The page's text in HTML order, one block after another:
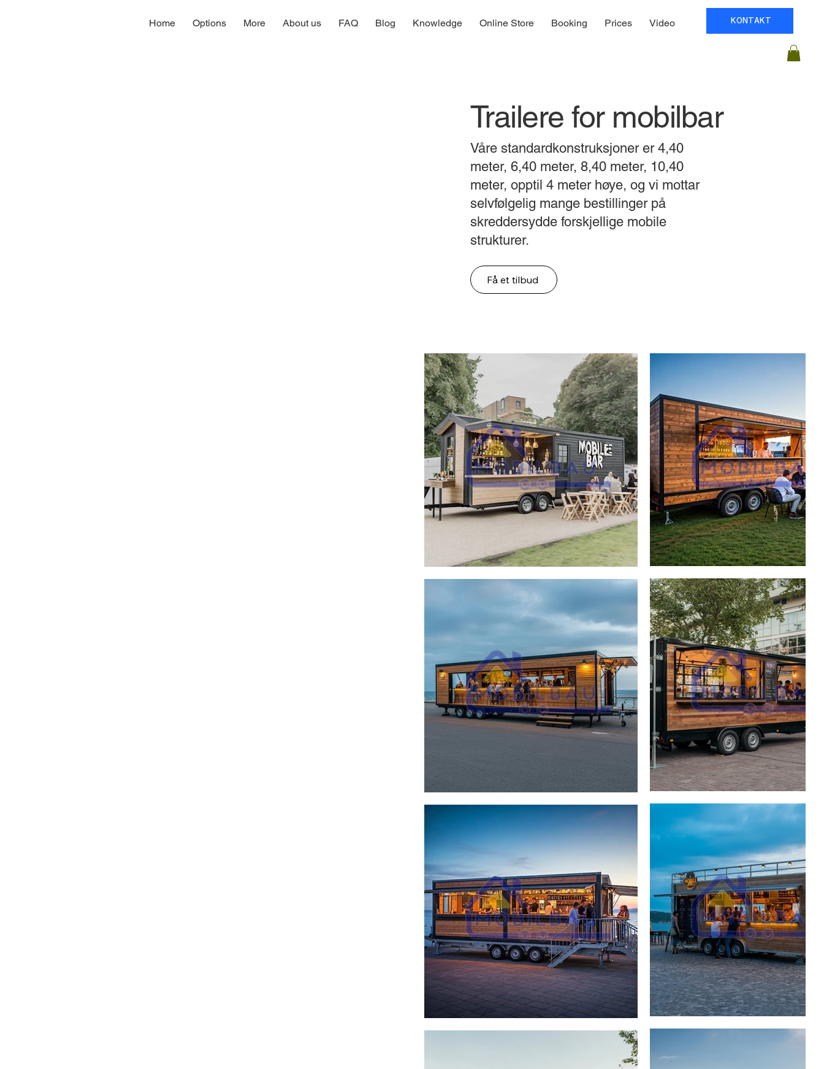
Home Options More About us FAQ Blog Knowledge Online Store Booking Prices Video KONTAKT
​Våre standardkonstruksjoner er 4,40
meter, 6,40 meter, 8,40 meter, 10,40
meter, opptil 4 meter høye, og vi mottar
selvfølgelig mange bestillinger på
skreddersydde forskjellige mobile
strukturer.
Trailere for mobilbar
Få et tilbud